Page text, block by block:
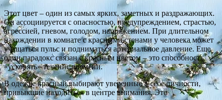
Этот цвет – один из самых ярких, заметных и раздражающих.
Он ассоциируется с опасностью, предупреждением, страстью,
агрессией, гневом, голодом, напряжением. При длительном
нахождении в комнате с красными стенами у человека может
учащаться пульс и подниматься артериальное давление. Еще
один парадокс связан с красным цветом – это способность
«ускорять» течение времени.
В одежде красный выбирают уверенные в себе личности,
привыкшие находиться в центре внимания. Это